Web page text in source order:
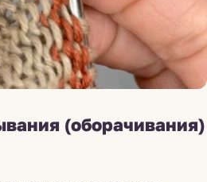
(оборачивания)